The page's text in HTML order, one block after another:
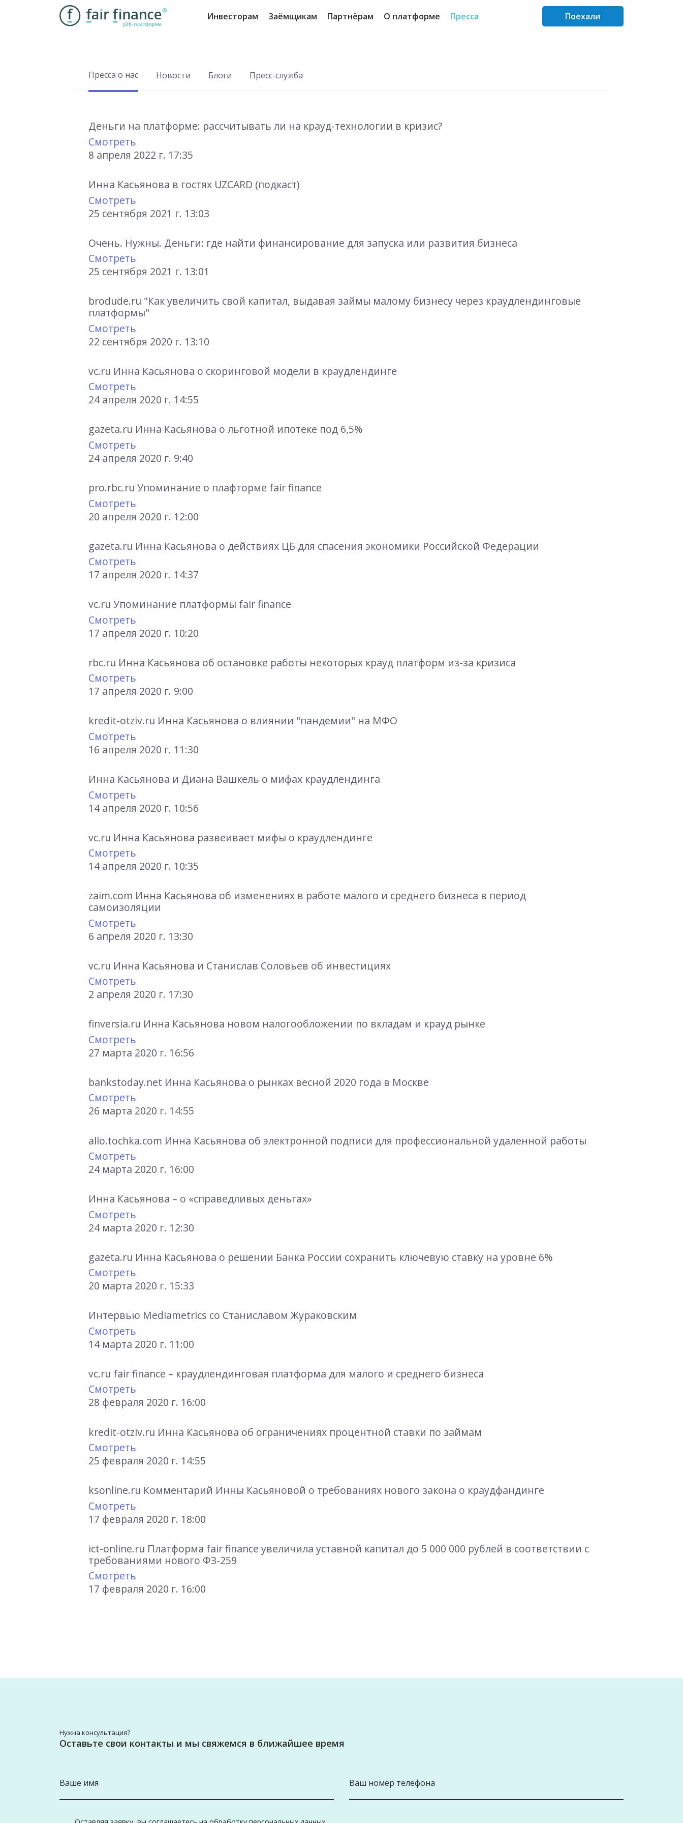
Инвесторам Заёмщикам Партнёрам О платформе Пресса Поехали
Пресса о нас Новости Блоги Пресс-служба
Деньги на платформе: рассчитывать ли на крауд-технологии в кризис?
Смотреть
8 апреля 2022 г. 17:35
Инна Касьянова в гостях UZCARD (подкаст)
Смотреть
25 сентября 2021 г. 13:03
Очень. Нужны. Деньги: где найти финансирование для запуска или развития бизнеса
Смотреть
25 сентября 2021 г. 13:01
brodude.ru "Как увеличить свой капитал, выдавая займы малому бизнесу через краудлендинговые
платформы"
Смотреть
22 сентября 2020 г. 13:10
vc.ru Инна Касьянова о скоринговой модели в краудлендинге
Смотреть
24 апреля 2020 г. 14:55
gazeta.ru Инна Касьянова о льготной ипотеке под 6,5%
Смотреть
24 апреля 2020 г. 9:40
pro.rbc.ru Упоминание о плафторме fair finance
Смотреть
20 апреля 2020 г. 12:00
gazeta.ru Инна Касьянова о действиях ЦБ для спасения экономики Российской Федерации
Смотреть
17 апреля 2020 г. 14:37
vc.ru Упоминание платформы fair finance
Смотреть
17 апреля 2020 г. 10:20
rbc.ru Инна Касьянова об остановке работы некоторых крауд платформ из-за кризиса
Смотреть
17 апреля 2020 г. 9:00
kredit-otziv.ru Инна Касьянова о влиянии "пандемии" на МФО
Смотреть
16 апреля 2020 г. 11:30
Инна Касьянова и Диана Вашкель о мифах краудлендинга
Смотреть
14 апреля 2020 г. 10:56
vc.ru Инна Касьянова развеивает мифы о краудлендинге
Смотреть
14 апреля 2020 г. 10:35
zaim.com Инна Касьянова об изменениях в работе малого и среднего бизнеса в период
самоизоляции
Смотреть
6 апреля 2020 г. 13:30
vc.ru Инна Касьянова и Станислав Соловьев об инвестициях
Смотреть
2 апреля 2020 г. 17:30
finversia.ru Инна Касьянова новом налогообложении по вкладам и крауд рынке
Смотреть
27 марта 2020 г. 16:56
bankstoday.net Инна Касьянова о рынках весной 2020 года в Москве
Смотреть
26 марта 2020 г. 14:55
allo.tochka.com Инна Касьянова об электронной подписи для профессиональной удаленной работы
Смотреть
24 марта 2020 г. 16:00
Инна Касьянова – о «справедливых деньгах»
Смотреть
24 марта 2020 г. 12:30
gazeta.ru Инна Касьянова о решении Банка России сохранить ключевую ставку на уровне 6%
Смотреть
20 марта 2020 г. 15:33
Интервью Mediametrics со Станиславом Жураковским
Смотреть
14 марта 2020 г. 11:00
vc.ru fair finance – краудлендинговая платформа для малого и среднего бизнеса
Смотреть
28 февраля 2020 г. 16:00
kredit-otziv.ru Инна Касьянова об ограничениях процентной ставки по займам
Смотреть
25 февраля 2020 г. 14:55
ksonline.ru Комментарий Инны Касьяновой о требованиях нового закона о краудфандинге
Смотреть
17 февраля 2020 г. 18:00
ict-online.ru Платформа fair finance увеличила уставной капитал до 5 000 000 рублей в соответствии с
требованиями нового ФЗ-259
Смотреть
17 февраля 2020 г. 16:00
Нужна консультация?
Оставьте свои контакты и мы свяжемся в ближайшее время